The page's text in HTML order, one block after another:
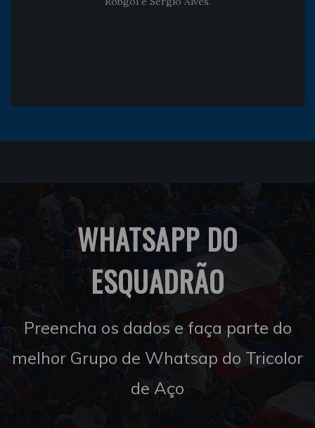
WHATSAPP DO
ESQUADRÃO
Preencha os dados e faça parte do
melhor Grupo de Whatsap do Tricolor
de Aço